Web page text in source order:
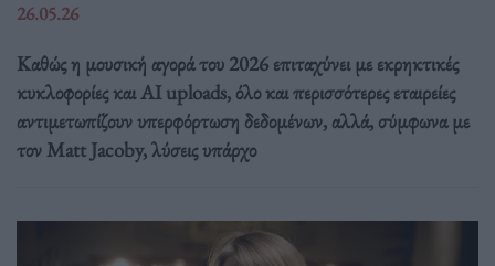
26.05.26
Καθώς η μουσική αγορά του 2026 επιταχύνει με εκρηκτικές
κυκλοφορίες και AI uploads, όλο και περισσότερες εταιρείες
αντιμετωπίζουν υπερφόρτωση δεδομένων, αλλά, σύμφωνα με
τον Matt Jacoby, λύσεις υπάρχο